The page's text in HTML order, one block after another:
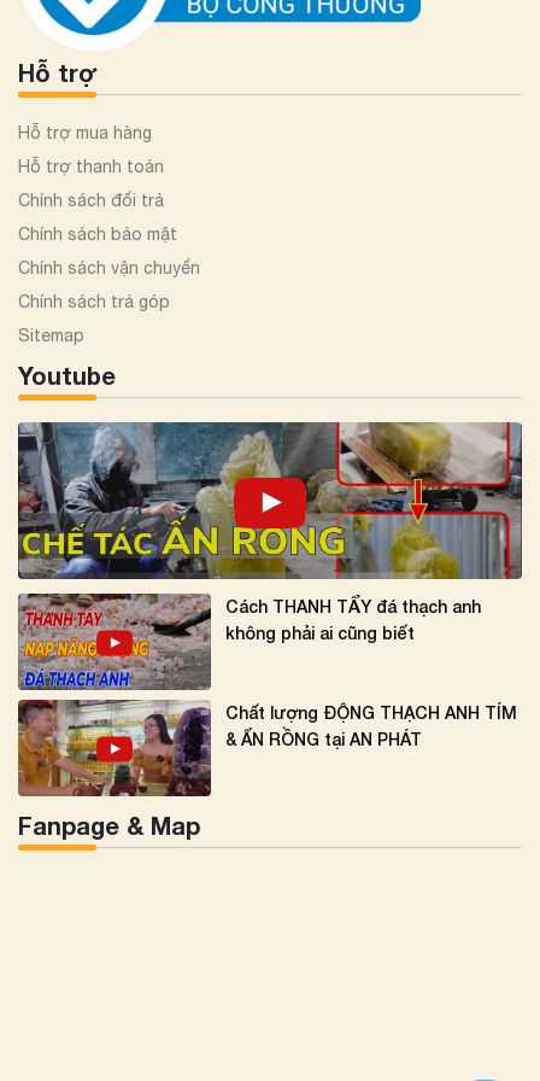
nhiệt tình và chu đáo. Ngoài ra, chúng tôi cũng có thể cung
cấp hóa đơn VAT cho quý khách hàng nếu có yêu cầu.
Hỗ trợ
Hỗ trợ mua hàng
Hỗ trợ thanh toán
Chính sách đổi trả
Chính sách bảo mật
Chính sách vận chuyển
Chính sách trả góp
Sitemap
Youtube
Cách THANH TẨY đá thạch anh
không phải ai cũng biết
Chất lượng ĐỘNG THẠCH ANH TÍM
& ẤN RỒNG tại AN PHÁT
Fanpage & Map